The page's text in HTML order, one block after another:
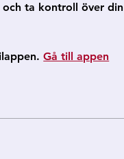
och ta kontroll över din
Gå till appen